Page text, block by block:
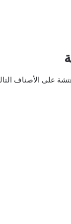
على الأصناف